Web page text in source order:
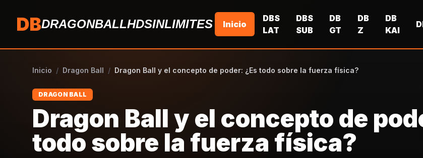
DBDRAGONBALLHDSINLIMITES Inicio
DBS
LAT
DBS
SUB
DB
GT
DB
Z
DB
KAI
Inicio / Dragon Ball / Dragon Ball y el concepto de poder: ¿Es todo sobre la fuerza física?
DRAGON BALL
Dragon Ball y el concepto de
todo sobre la fuerza física?